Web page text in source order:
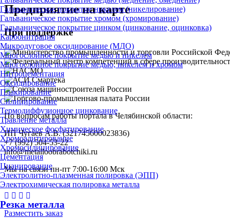
Гальваническое покрытие никелем (никелирование)
Гальваническое покрытие хромом (хромирование)
Гальваническое покрытие цинком (цинкование, оцинковка)
Карбонитрация
Микродуговое оксидирование (МДО)
Многослойное покрытие медью и никелем
Многослойное покрытие медью, никелем и хромом
Нитроцементация
Оксидирование
Плакирование
Силицирование
Термодиффузионное цинкование
Травление металла
Химическое фосфатирование
Хромоалитирование
Хромосилицирование
Цементация
Цианирование
Электролитно-плазменная полировка (ЭПП)
Электрохимическая полировка металла
Резка металла
Предприятие на карте
При поддержке
По вопросам работы портала в Челябинской области:
ИП Чугаев А.В. (321745600023836)
+7 (992) 504-53-22
info@metalloobrabotchiki.ru
Мы на связи пн-пт 7:00-16:00 Мск
Разместить заказ